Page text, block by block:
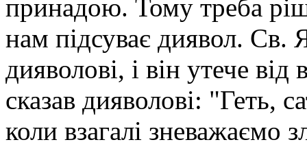
принадою. Тому треба
нам підсуває диявол. Св.
дияволові, і він утече
сказав дияволові:
коли взагалі зневажаємо